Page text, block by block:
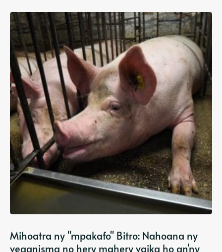
Mihoatra ny "mpakafo" Bitro: Nahoana ny
veganisma no hery mahery vaika ho an'ny